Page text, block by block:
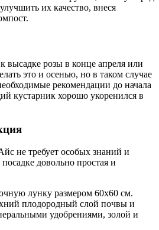
их качество, внеся
высадке розы в конце апреля или
это и осенью, но в таком случае
рекомендации до начала
кустарник хорошо укоренился в
не требует особых знаний и
довольно простая и
лунку размером 60х60 см.
плодородный слой почвы и
удобрениями, золой и